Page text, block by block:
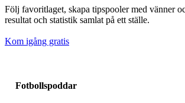
Följ favoritlaget, skapa tipspooler med vänner
resultat och statistik samlat på ett ställe.
Kom igång gratis
Fotbollspoddar